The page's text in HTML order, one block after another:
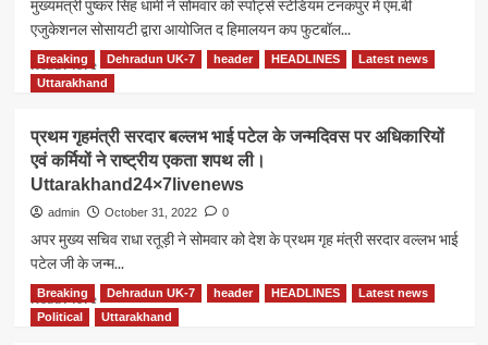
Uttarakhand24×7livenews
को
दी
बधाई
जानिए
वजह।
Uttarakhand24×7livenews
मुख्यमंत्री पुष्कर सिंह धामी ने सोमवार को स्पोर्ट्स स्टेडियम टनकपुर में एम.बी
एजुकेशनल सोसायटी द्वारा आयोजित द हिमालयन कप फुटबॉल...
Read MoreRead
more
मुख्यमंत्री
पुष्कर
सिंह
धामी
ने
फुटबॉल
मैच
का
किया
शुभारंभ।
Uttarakhand24×7livenews
Breaking Dehradun UK-7 header HEADLINES
Latest news
Uttarakhand
प्रथम गृहमंत्री सरदार बल्लभ भाई पटेल के जन्मदिवस पर अधिकारियों
एवं कर्मियों ने राष्ट्रीय एकता शपथ ली।
Uttarakhand24×7livenews
admin October 31, 2022 0
अपर मुख्य सचिव राधा रतूड़ी ने सोमवार को देश के प्रथम गृह मंत्री सरदार वल्लभ भाई
पटेल जी के जन्म...
Read MoreRead
more
Breaking Dehradun UK-7 header HEADLINES
Latest news
Political
Uttarakhand